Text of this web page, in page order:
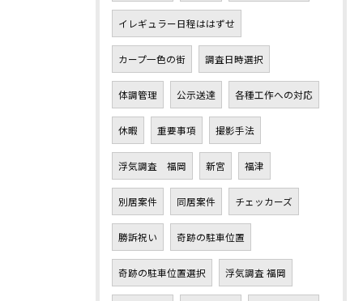
イレギュラー日程ははずせ
カープ一色の街 調査日時選択
体調管理 公示送達 各種工作への対応
休暇 重要事項 撮影手法
浮気調査 福岡 新宮 福津
別居案件 同居案件 チェッカーズ
勝訴祝い 奇跡の駐車位置
奇跡の駐車位置選択 浮気調査 福岡